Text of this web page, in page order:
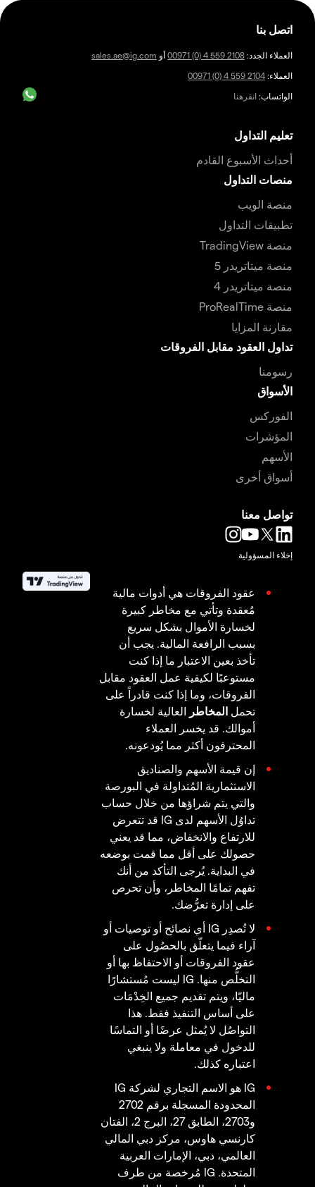
اتصل بنا
العملاء الجدد: 00971 (0) 4 559 2108 أو sales.ae@ig.com
العملاء: 00971 (0) 4 559 2104
الواتساب: انقرهنا
تعليم التداول
أحداث الأسبوع القادم
منصات التداول
منصة الويب
تطبيقات التداول
منصة TradingView
منصة ميتاتريدر 5
منصة ميتاتريدر 4
منصة ProRealTime
مقارنة المزايا
تداول العقود مقابل الفروقات
رسومنا
الأسواق
الفوركس
المؤشرات
الأسهم
أسواق أخرى
تواصل معنا
إخلاء المسؤولية
عقود الفروقات هي أدوات مالية
مُعقدة وتأتي مع مخاطر كبيرة
لخسارة الأموال بشكل سريع
بسبب الرافعة المالية. يجب أن
تأخذ بعين الاعتبار ما إذا كنت
مستوعبًا لكيفية عمل العقود مقابل
الفروقات، وما إذا كنت قادراً على
تحمل المخاطر العالية لخسارة
أموالك. قد يخسر العملاء
المحترفون أكثر مما يُودعونه.
إن قيمة الأسهم والصناديق
الاستثمارية المُتداولة في البورصة
والتي يتم شراؤها من خلال حساب
تداوُل الأسهم لدى IG قد تتعرض
للارتفاع والانخفاض، مما قد يعني
حصولك على أقل مما قمت بوضعه
في البداية. يُرجى التأكد من أنك
تفهم تمامًا المخاطر، وأن تحرص
على إدارة تعرُّضك.
لا تُصدِر IG أي نصائح أو توصيات أو
آراء فيما يتعلّق بالحصُول على
عقود الفروقات أو الاحتفاظ بها أو
التخلُّص منها. IG ليست مُستشارًا
ماليّا، ويتم تقديم جميع الخِدْمَات
على أساس التنفيذ فقط. هذا
التواصُل لا يُمثل عرضًا أو التماسًا
للدخول في معاملة ولا ينبغي
اعتباره كذلك.
IG هو الاسم التجاري لشركة IG
المحدودة المسجلة برقم 2702
و2703، الطابق 27، البرج 2، الفتان
كارنسي هاوس، مركز دبي المالي
العالمي، دبي، الإمارات العربية
المتحدة. IG مُرخصة من طرف